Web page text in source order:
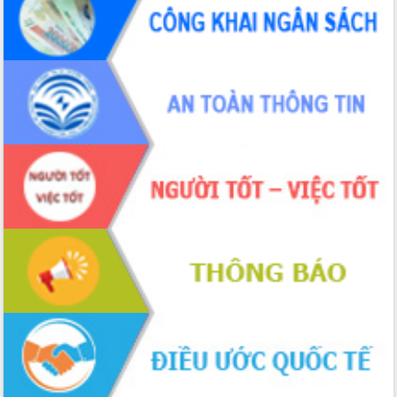
phá cơ chế - Hợp tác công tư
Đề án 06 tạo bước ngoặt đột phá trong
cải cách hành chính tỉnh Đắk Lắk
Kết nối tour, đẩy mạnh chuyển đổi số
để phát triển du lịch Đắk Lắk
Khởi động Dự án Đầu tư xây dựng hạ
tầng kỹ thuật Cụm công nghiệp Tân
Tiến
Gặp mặt các cơ quan báo chí nhân Kỷ
niệm 101 năm Ngày Báo chí Cách
mạng Việt Nam
Đắk Lắk sơ kết 4 năm triển khai thực
hiện Đề án 06 của Chính phủ
Họp báo thông tin về Hội nghị Công bố
Quy hoạch và Xúc tiến đầu tư tỉnh Đắk
Khơi thông điểm nghẽn, đẩy nhanh
giải ngân vốn khắc phục thiên tai
HĐND tỉnh thông qua điều chỉnh Quy
hoạch tỉnh thời kỳ 2021-2030